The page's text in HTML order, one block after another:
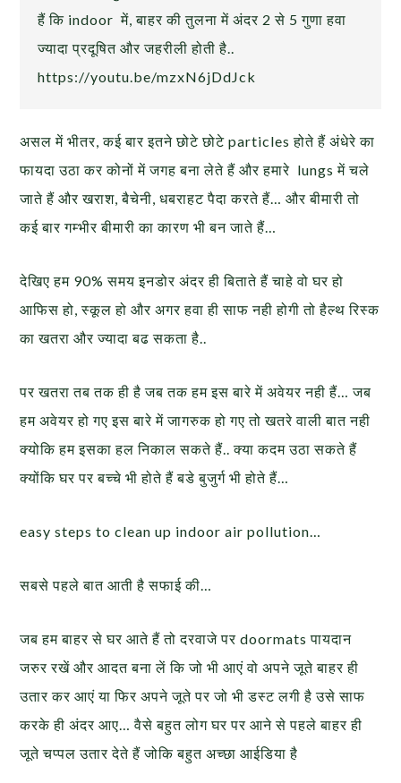
हैं कि indoor में, बाहर की तुलना में अंदर 2 से 5 गुणा हवा
ज्यादा प्रदूषित और जहरीली होती है..
https://youtu.be/mzxN6jDdJck
असल में भीतर, कई बार इतने छोटे छोटे particles होते हैं अंधेरे का
फायदा उठा कर कोनों में जगह बना लेते हैं और हमारे lungs में चले
जाते हैं और खराश, बैचेनी, धबराहट पैदा करते हैं… और बीमारी तो
कई बार गम्भीर बीमारी का कारण भी बन जाते हैं…
देखिए हम 90% समय इनडोर अंदर ही बिताते हैं चाहे वो घर हो
आफिस हो, स्कूल हो और अगर हवा ही साफ नही होगी तो हैल्थ रिस्क
का खतरा और ज्यादा बढ सकता है..
पर खतरा तब तक ही है जब तक हम इस बारे में अवेयर नही हैं… जब
हम अवेयर हो गए इस बारे में जागरुक हो गए तो खतरे वाली बात नही
क्योकि हम इसका हल निकाल सकते हैं.. क्या कदम उठा सकते हैं
क्योंकि घर पर बच्चे भी होते हैं बडे बुजुर्ग भी होते हैं…
easy steps to clean up indoor air pollution…
सबसे पहले बात आती है सफाई की…
जब हम बाहर से घर आते हैं तो दरवाजे पर doormats पायदान
जरुर रखें और आदत बना लें कि जो भी आएं वो अपने जूते बाहर ही
उतार कर आएं या फिर अपने जूते पर जो भी डस्ट लगी है उसे साफ
करके ही अंदर आए… वैसे बहुत लोग घर पर आने से पहले बाहर ही
जूते चप्पल उतार देते हैं जोकि बहुत अच्छा आईडिया है